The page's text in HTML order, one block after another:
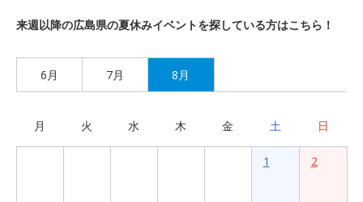
来週以降の広島県の夏休みイベントを探している方はこちら！
6月 7月 8月
月 火 水 木 金 土 日
1 2